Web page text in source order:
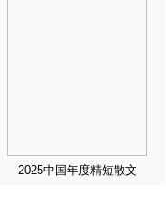
2025中国年度精短散文